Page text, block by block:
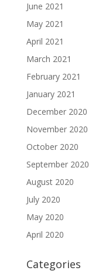
June 2021
May 2021
April 2021
March 2021
February 2021
January 2021
December 2020
November 2020
October 2020
September 2020
August 2020
July 2020
May 2020
April 2020
Categories